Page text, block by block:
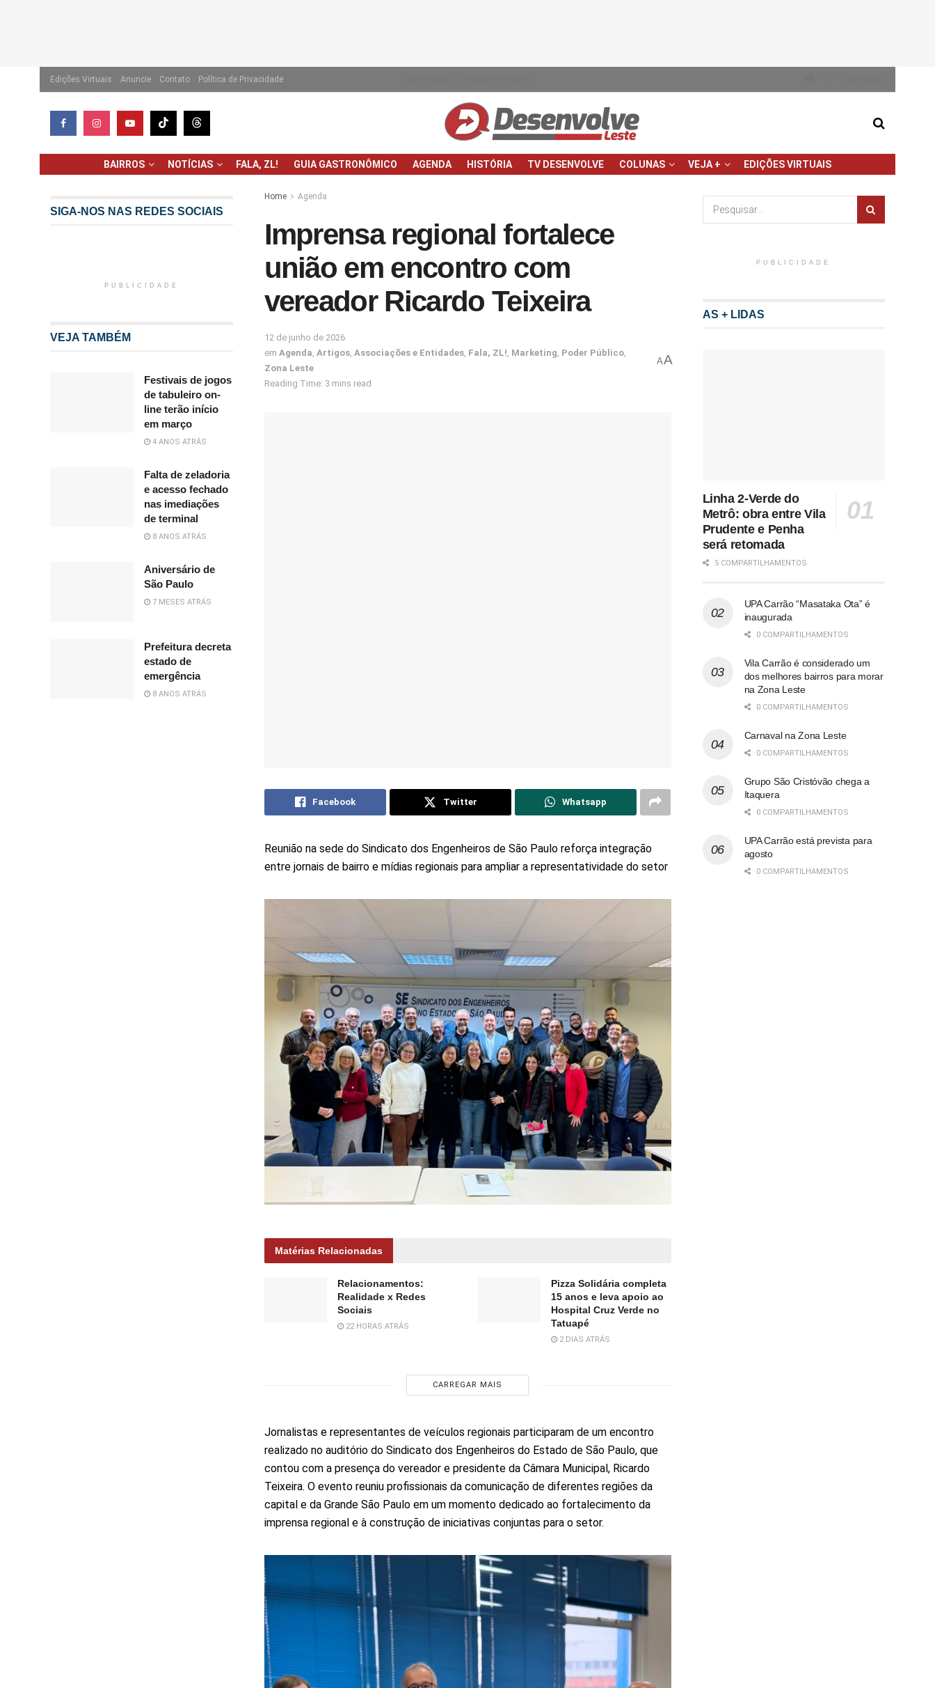
Edições Virtuais Anuncie Contato Política de Privacidade
BAIRROS NOTÍCIAS FALA, ZL! GUIA GASTRONÔMICO AGENDA HISTÓRIA TV DESENVOLVE COLUNAS VEJA + EDIÇÕES VIRTUAIS
Home Agenda
Imprensa regional fortalece
união em encontro com
vereador Ricardo Teixeira
12 de junho de 2026
em Agenda Artigos, Associações e Entidades, Fala, ZL! Marketing Poder Público,
Zona Leste
Reading Time: 3 mins read
AA
Facebook Twitter Whatsapp
Reunião na sede do Sindicato dos Engenheiros de São Paulo reforça integração
entre jornais de bairro e mídias regionais para ampliar a representatividade do setor
Matérias Relacionadas
Relacionamentos:
Realidade x Redes
Sociais
22 HORAS ATRÁS
Pizza Solidária completa
15 anos e leva apoio ao
Hospital Cruz Verde no
Tatuapé
2 DIAS ATRÁS
CARREGAR MAIS
Jornalistas e representantes de veículos regionais participaram de um encontro
realizado no auditório do Sindicato dos Engenheiros do Estado de São Paulo, que
contou com a presença do vereador e presidente da Câmara Municipal, Ricardo
Teixeira. O evento reuniu profissionais da comunicação de diferentes regiões da
capital e da Grande São Paulo em um momento dedicado ao fortalecimento da
imprensa regional e à construção de iniciativas conjuntas para o setor.
SIGA-NOS NAS REDES SOCIAIS
PUBLICIDADE
VEJA TAMBÉM
Festivais de jogos
de tabuleiro on-
line terão início
em março
4 ANOS ATRÁS
Falta de zeladoria
e acesso fechado
nas imediações
de terminal
8 ANOS ATRÁS
Aniversário de
São Paulo
7 MESES ATRÁS
Prefeitura decreta
estado de
emergência
8 ANOS ATRÁS
PUBLICIDADE
AS + LIDAS
Linha 2-Verde do
Metrô: obra entre Vila
Prudente e Penha
será retomada
5 COMPARTILHAMENTOS
UPA Carrão “Masataka Ota” é
inaugurada
0 COMPARTILHAMENTOS
Vila Carrão é considerado um
dos melhores bairros para morar
na Zona Leste
0 COMPARTILHAMENTOS
Carnaval na Zona Leste
0 COMPARTILHAMENTOS
Grupo São Cristóvão chega a
Itaquera
0 COMPARTILHAMENTOS
UPA Carrão está prevista para
agosto
0 COMPARTILHAMENTOS